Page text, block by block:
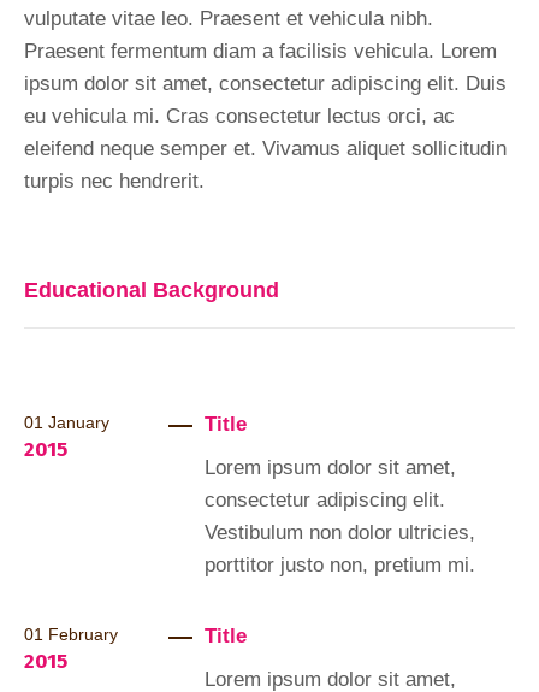
vulputate vitae leo. Praesent et vehicula nibh.
Praesent fermentum diam a facilisis vehicula. Lorem
ipsum dolor sit amet, consectetur adipiscing elit. Duis
eu vehicula mi. Cras consectetur lectus orci, ac
eleifend neque semper et. Vivamus aliquet sollicitudin
turpis nec hendrerit.
Educational Background
01 January
2015
Title
Lorem ipsum dolor sit amet,
consectetur adipiscing elit.
Vestibulum non dolor ultricies,
porttitor justo non, pretium mi.
01 February
2015
Title
Lorem ipsum dolor sit amet,